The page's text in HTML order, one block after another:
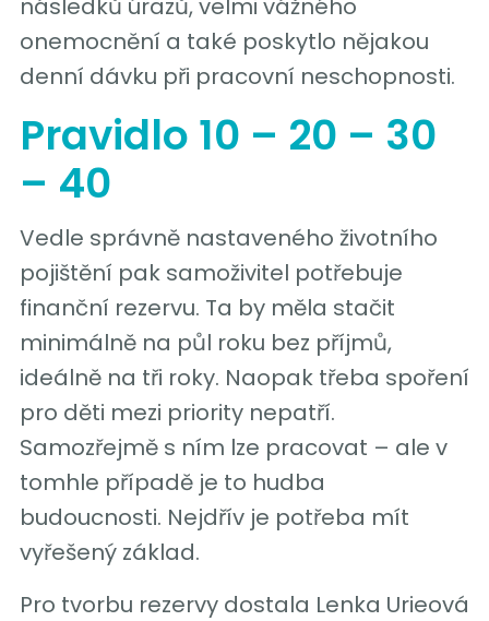
onemocnění a také poskytlo nějakou
denní dávku při pracovní neschopnosti.
Pravidlo 10 – 20 – 30
– 40
Vedle správně nastaveného životního
pojištění pak samoživitel potřebuje
finanční rezervu. Ta by měla stačit
minimálně na půl roku bez příjmů,
ideálně na tři roky. Naopak třeba spoření
pro děti mezi priority nepatří.
Samozřejmě s ním lze pracovat – ale v
tomhle případě je to hudba
budoucnosti. Nejdřív je potřeba mít
vyřešený základ.
Pro tvorbu rezervy dostala Lenka Urieová